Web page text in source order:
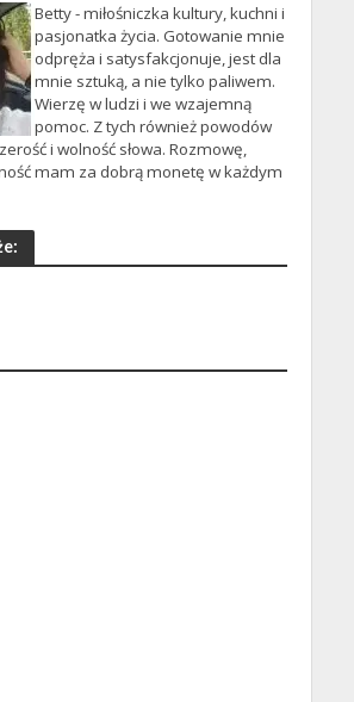
Betty - miłośniczka kultury, kuchni i
pasjonatka życia. Gotowanie mnie
odpręża i satysfakcjonuje, jest dla
mnie sztuką, a nie tylko paliwem.
Wierzę w ludzi i we wzajemną
pomoc. Z tych również powodów
i wolność słowa. Rozmowę,
mam za dobrą monetę w każdym